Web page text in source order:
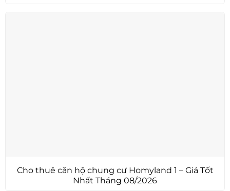
Cho thuê căn hộ chung cư Homyland 1 – Giá Tốt
Nhất Tháng 08/2026